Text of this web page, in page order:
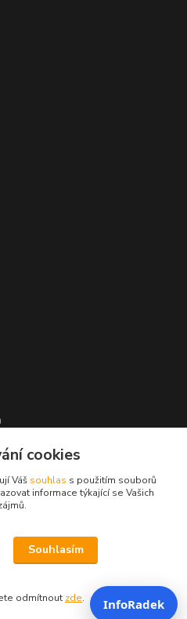
2023-25
Eshop-rychle.cz
cookies
Váš souhlas s použitím souborů
informace týkající se Vašich
Souhlasím
odmítnout zde. InfoRadek